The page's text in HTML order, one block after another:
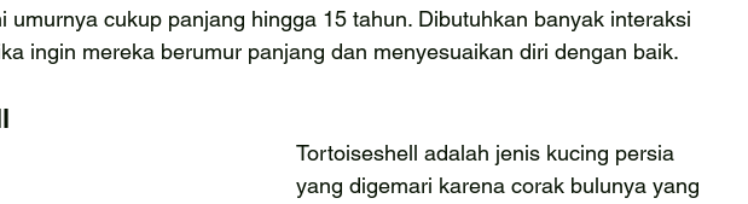
umurnya cukup panjang hingga 15 tahun. Dibutuhkan banyak interaksi
ingin mereka berumur panjang dan menyesuaikan diri dengan baik.
Tortoiseshell adalah jenis kucing persia
yang digemari karena corak bulunya yang